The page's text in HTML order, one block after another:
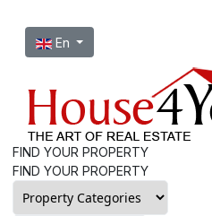
Select your language
En
FIND YOUR PROPERTY
FIND YOUR PROPERTY